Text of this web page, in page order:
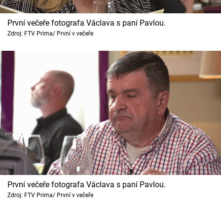
První večeře fotografa Václava s paní Pavlou.
Zdroj: FTV Prima/ První v večeře
První večeře fotografa Václava s paní Pavlou.
Zdroj: FTV Prima/ První v večeře